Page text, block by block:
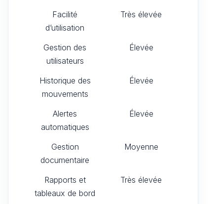
Facilité
d’utilisation
Très élevée
Gestion des
utilisateurs
Élevée
Historique des
mouvements
Élevée
Alertes
automatiques
Élevée
Gestion
documentaire
Moyenne
Rapports et
tableaux de bord
Très élevée